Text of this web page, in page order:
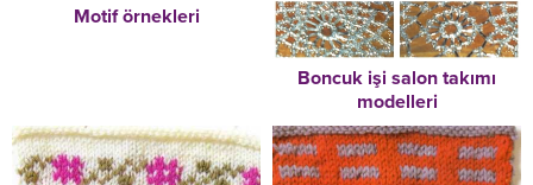
Motif örnekleri
Boncuk işi salon takımı
modelleri